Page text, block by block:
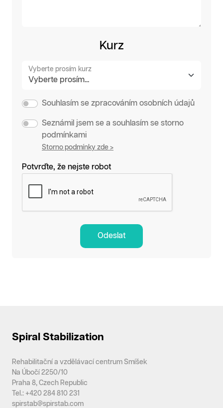
Kurz
Vyberte prosím kurz
Souhlasím se zpracováním osobních údajů
Seznámil jsem se a souhlasím se storno
podmínkami
Storno podmínky zde >
Potvrďte, že nejste robot
Odeslat
Spiral Stabilization
Rehabilitační a vzdělávací centrum Smíšek
Na Úbočí 2250/10
Praha 8, Czech Republic
Tel.: +420 284 810 231
spirstab@spirstab.com